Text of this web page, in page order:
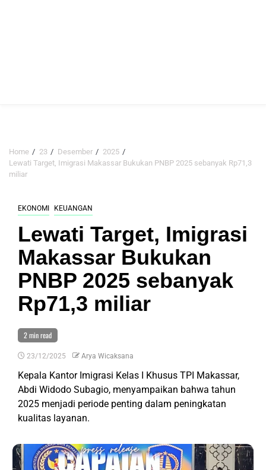
Home 23 Desember
2025
Lewati Target, Imigrasi Makassar Bukukan PNBP 2025 sebanyak Rp71,3
miliar
EKONOMI KEUANGAN
Lewati Target, Imigrasi
Makassar Bukukan
PNBP 2025 sebanyak
Rp71,3 miliar
2 min read
23/12/2025 Arya Wicaksana
Kepala Kantor Imigrasi Kelas I Khusus TPI Makassar,
Abdi Widodo Subagio, menyampaikan bahwa tahun
2025 menjadi periode penting dalam peningkatan
kualitas layanan.